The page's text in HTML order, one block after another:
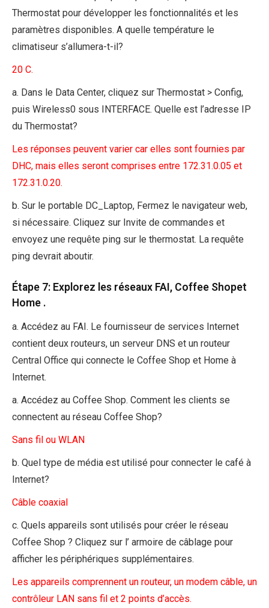
Thermostat pour développer les fonctionnalités et les
paramètres disponibles. A quelle température le
climatiseur s’allumera-t-il?
20 C.
a. Dans le Data Center, cliquez sur Thermostat > Config,
puis Wireless0 sous INTERFACE. Quelle est l’adresse IP
du Thermostat?
Les réponses peuvent varier car elles sont fournies par
DHC, mais elles seront comprises entre 172.31.0.05 et
172.31.0.20.
b. Sur le portable DC_Laptop, Fermez le navigateur web,
si nécessaire. Cliquez sur Invite de commandes et
envoyez une requête ping sur le thermostat. La requête
ping devrait aboutir.
Étape 7: Explorez les réseaux FAI, Coffee Shopet
Home .
a. Accédez au FAI. Le fournisseur de services Internet
contient deux routeurs, un serveur DNS et un routeur
Central Office qui connecte le Coffee Shop et Home à
Internet.
a. Accédez au Coffee Shop. Comment les clients se
connectent au réseau Coffee Shop?
Sans fil ou WLAN
b. Quel type de média est utilisé pour connecter le café à
Internet?
Câble coaxial
c. Quels appareils sont utilisés pour créer le réseau
Coffee Shop ? Cliquez sur l’ armoire de câblage pour
afficher les périphériques supplémentaires.
Les appareils comprennent un routeur, un modem câble, un
contrôleur LAN sans fil et 2 points d’accès.